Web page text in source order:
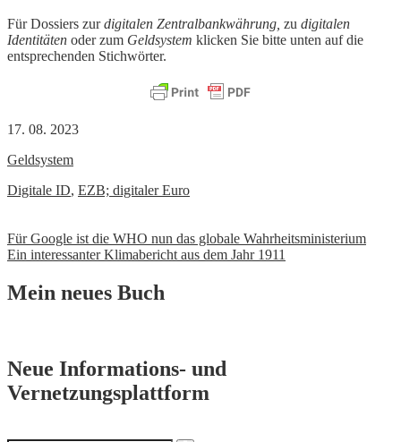
Für Dossiers zurdigitalen Zentralbankwährung, zu digitalen
Identitäten oder zum Geldsystem klicken Sie bitte unten auf die
entsprechenden Stichwörter.
17. 08. 2023
Geldsystem
Digitale ID, EZB; digitaler Euro
Beitrags-
Navigation
Für Google ist die WHO nun das globale Wahrheitsministerium
Ein interessanter Klimabericht aus dem Jahr 1911
Mein neues Buch
Neue Informations- und
Vernetzungsplattform